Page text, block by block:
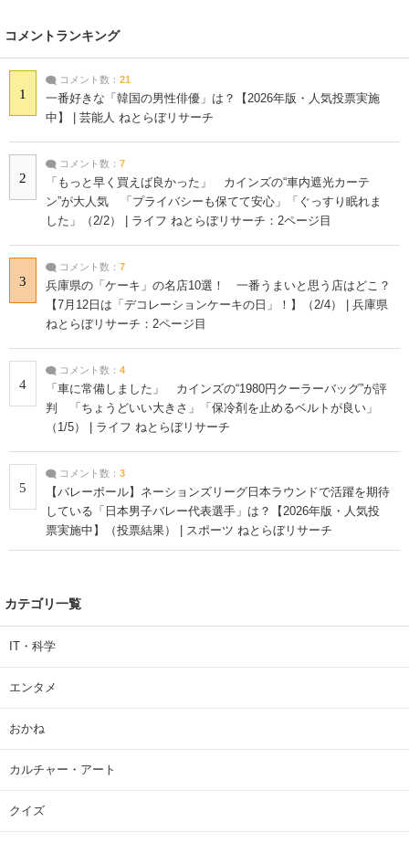
コメントランキング
1
コメント数： 21
一番好きな「韓国の男性俳優」は？【2026年版・人気投票実施
中】 | 芸能人 ねとらぼリサーチ
2
コメント数： 7
「もっと早く買えば良かった」 カインズの“車内遮光カーテ
ン”が大人気 「プライバシーも保てて安心」「ぐっすり眠れま
した」（2/2） | ライフ ねとらぼリサーチ：2ページ目
3
コメント数： 7
兵庫県の「ケーキ」の名店10選！ 一番うまいと思う店はどこ？
【7月12日は「デコレーションケーキの日」！】（2/4） | 兵庫県
ねとらぼリサーチ：2ページ目
4
コメント数： 4
「車に常備しました」 カインズの“1980円クーラーバッグ”が評
判 「ちょうどいい大きさ」「保冷剤を止めるベルトが良い」
（1/5） | ライフ ねとらぼリサーチ
5
コメント数： 3
【バレーボール】ネーションズリーグ日本ラウンドで活躍を期待
している「日本男子バレー代表選手」は？【2026年版・人気投
票実施中】（投票結果） | スポーツ ねとらぼリサーチ
カテゴリ一覧
IT・科学
エンタメ
おかね
カルチャー・アート
クイズ